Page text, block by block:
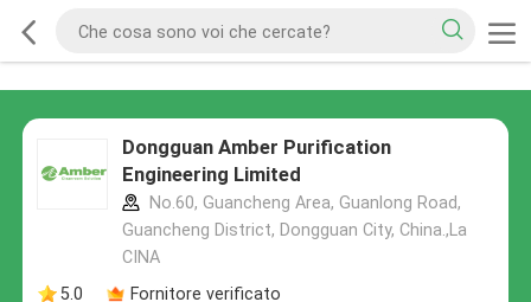
Dongguan Amber Purification
Engineering Limited
No.60, Guancheng Area, Guanlong Road,
Guancheng District, Dongguan City, China.,La
CINA
5.0
Fornitore verificato